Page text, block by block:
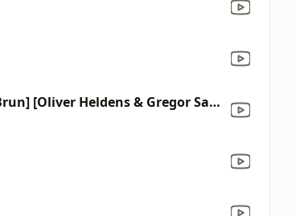
Can't Stop Playing (Makes Me High) [feat. Ane Brun] [Oliver Heldens & Gregor Salto Vocal Mix Extended]